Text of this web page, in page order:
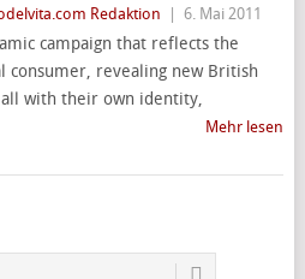
Redaktion 6. Mai 2011
campaign that reflects the
consumer, revealing new British
with their own identity,
Mehr lesen